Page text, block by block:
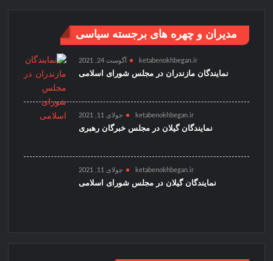
مدیران و چهره های برجسته سیاسی
ketabenokhbegan.ir آگوست 24, 2021
نمایندگان مازندران در مجلس شورای اسلامی
ketabenokhbegan.ir جولای 11, 2021
نمایندگان گیلان در مجلس خبرگان رهبری
ketabenokhbegan.ir جولای 11, 2021
نمایندگان گیلان در مجلس شورای اسلامی